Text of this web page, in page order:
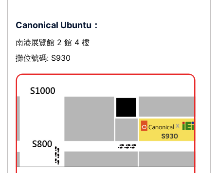
Canonical Ubuntu：
南港展覽館 2 館 4 樓
攤位號碼: S930